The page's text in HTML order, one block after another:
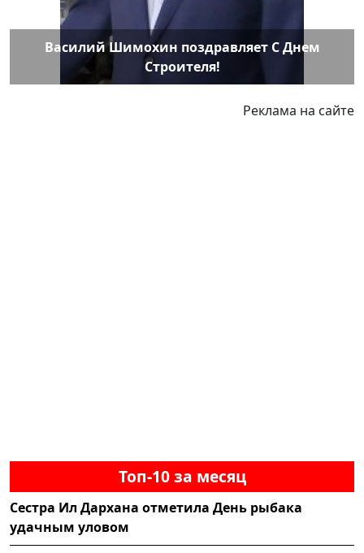
Василий Шимохин поздравляет С Днем
Строителя!
Реклама на сайте
Топ-10 за месяц
Сестра Ил Дархана отметила День рыбака
удачным уловом